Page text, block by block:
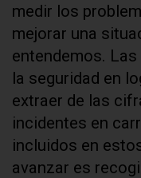
medir los
mejorar una
entendemos.
la seguridad en
extraer de las
incidentes en
incluidos en
avanzar es